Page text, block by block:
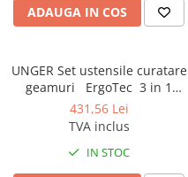
ADAUGA IN COS
UNGER Set ustensile curatare
geamuri ErgoTec 3 in 1
Advanced Kit
431,56 Lei
TVA inclus
IN STOC